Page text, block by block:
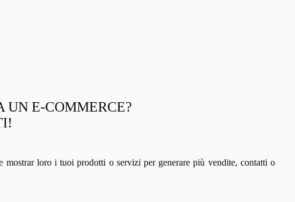
UN E-COMMERCE?
mostrar loro i tuoi prodotti o servizi per generare più vendite, contatti o